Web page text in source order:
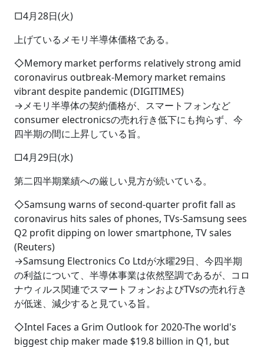
□4月28日(火)
上げているメモリ半導体価格である。
◇Memory market performs relatively strong amid
coronavirus outbreak-Memory market remains
vibrant despite pandemic (DIGITIMES)
→メモリ半導体の契約価格が、スマートフォンなど
consumer electronicsの売れ行き低下にも拘らず、今
四半期の間に上昇している旨。
□4月29日(水)
第二四半期業績への厳しい見方が続いている。
◇Samsung warns of second-quarter profit fall as
coronavirus hits sales of phones, TVs-Samsung sees
Q2 profit dipping on lower smartphone, TV sales
(Reuters)
→Samsung Electronics Co Ltdが水曜29日、今四半期
の利益について、半導体事業は依然堅調であるが、コロ
ナウィルス関連でスマートフォンおよびTVsの売れ行き
が低迷、減少すると見ている旨。
◇Intel Faces a Grim Outlook for 2020-The world's
biggest chip maker made $19.8 billion in Q1, but